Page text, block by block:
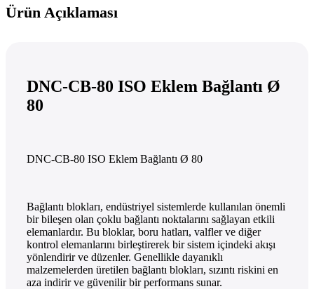
Ürün Açıklaması
DNC-CB-80 ISO Eklem Bağlantı Ø
80
DNC-CB-80 ISO Eklem Bağlantı Ø 80
Bağlantı blokları, endüstriyel sistemlerde kullanılan önemli
bir bileşen olan çoklu bağlantı noktalarını sağlayan etkili
elemanlardır. Bu bloklar, boru hatları, valfler ve diğer
kontrol elemanlarını birleştirerek bir sistem içindeki akışı
yönlendirir ve düzenler. Genellikle dayanıklı
malzemelerden üretilen bağlantı blokları, sızıntı riskini en
aza indirir ve güvenilir bir performans sunar.